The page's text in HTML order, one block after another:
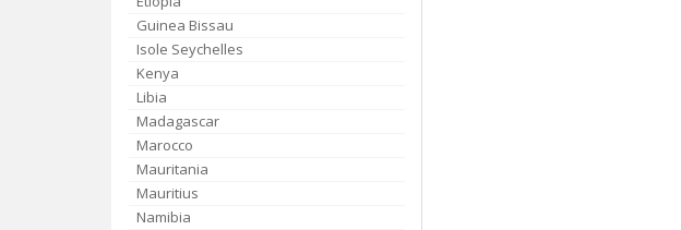
Guinea Bissau
Isole Seychelles
Kenya
Libia
Madagascar
Marocco
Mauritania
Mauritius
Namibia